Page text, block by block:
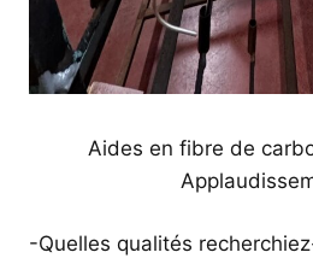
Aides en fibre de
-Quelles qualités